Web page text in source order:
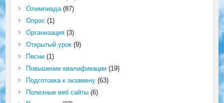
Олимпиада(87)
Опрос (1)
Организация(3)
Открытый урок(9)
Песни(1)
Повышение квалификации(19)
Подготовка к экзамену(63)
Полезные веб сайты(6)